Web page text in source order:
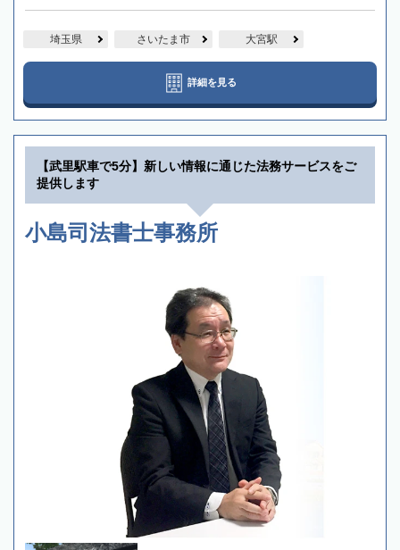
埼玉県 さいたま市 大宮駅
詳細を見る
【武里駅車で5分】新しい情報に通じた法務サービスをご
提供します
小島司法書士事務所